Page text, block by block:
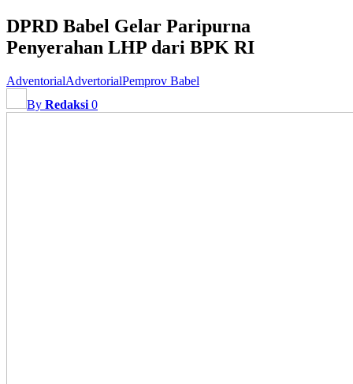
DPRD Babel Gelar Paripurna
Penyerahan LHP dari BPK RI
AdventorialAdvertorialPemprov Babel
By Redaksi 0